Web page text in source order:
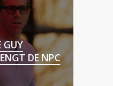
GUY
DE NPC